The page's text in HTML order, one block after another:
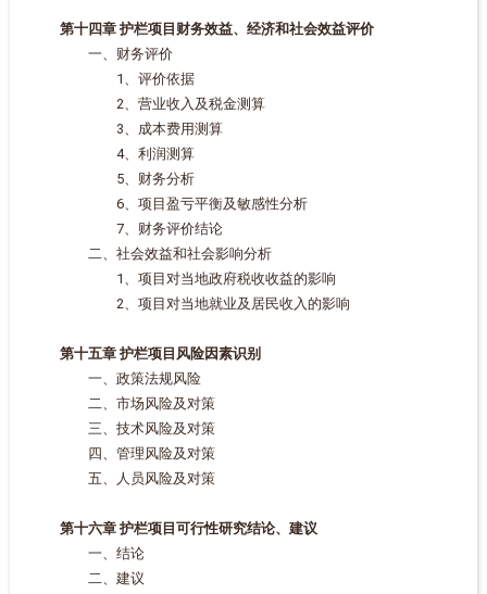
第十四章 护栏项目财务效益、经济和社会效益评价
一、财务评价
1、评价依据
2、营业收入及税金测算
3、成本费用测算
4、利润测算
5、财务分析
6、项目盈亏平衡及敏感性分析
7、财务评价结论
二、社会效益和社会影响分析
1、项目对当地政府税收收益的影响
2、项目对当地就业及居民收入的影响
第十五章 护栏项目风险因素识别
一、政策法规风险
二、市场风险及对策
三、技术风险及对策
四、管理风险及对策
五、人员风险及对策
第十六章 护栏项目可行性研究结论、建议
一、结论
二、建议